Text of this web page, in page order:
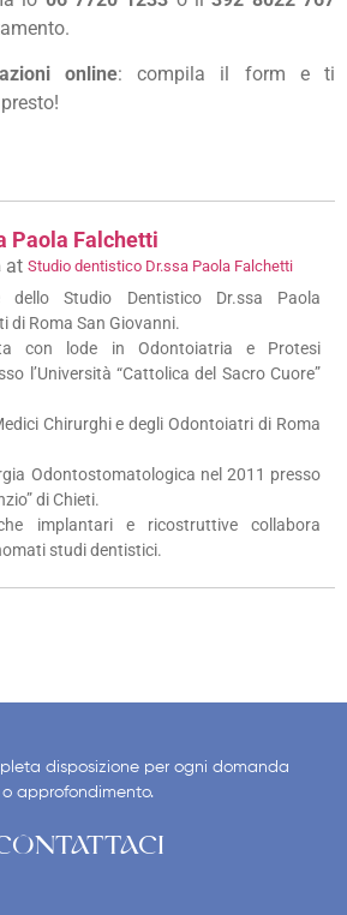
online: compila il form e ti
Paola Falchetti
at Studio dentistico Dr.ssa Paola Falchetti
dello Studio Dentistico Dr.ssa Paola
di Roma San Giovanni.
con lode in Odontoiatria e Protesi
l’Università “Cattolica del Sacro Cuore”
Chirurghi e degli Odontoiatri di Roma
Odontostomatologica nel 2011 presso
di Chieti.
implantari e ricostruttive collabora
studi dentistici.
disposizione per ogni domanda
o approfondimento.